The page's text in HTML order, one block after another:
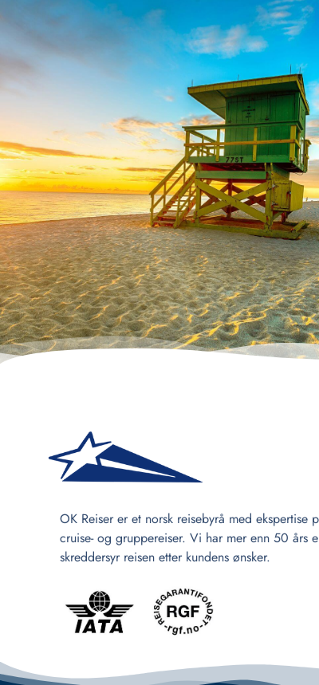
OK Reiser er et norsk reisebyrå med ekspertise
cruise- og gruppereiser. Vi har mer enn 50 års
skreddersyr reisen etter kundens ønsker.